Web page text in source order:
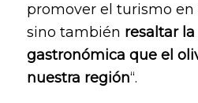
promover el turismo
sino también resaltar
gastronómica que el
nuestra región“.